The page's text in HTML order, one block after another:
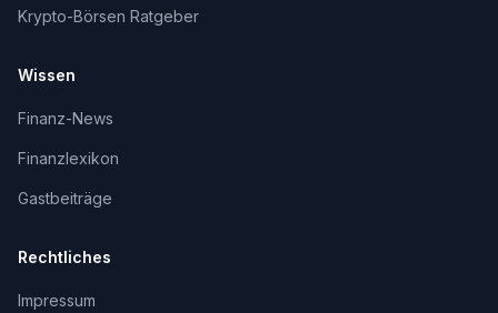
Krypto-Börsen Ratgeber
Wissen
Finanz-News
Finanzlexikon
Gastbeiträge
Rechtliches
Impressum